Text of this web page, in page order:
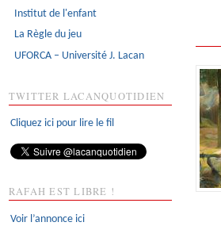
Institut de l'enfant
La Règle du jeu
UFORCA – Université J. Lacan
TWITTER LACANQUOTIDIEN
Cliquez ici pour lire le fil
RAFAH EST LIBRE !
Voir l’annonce ici